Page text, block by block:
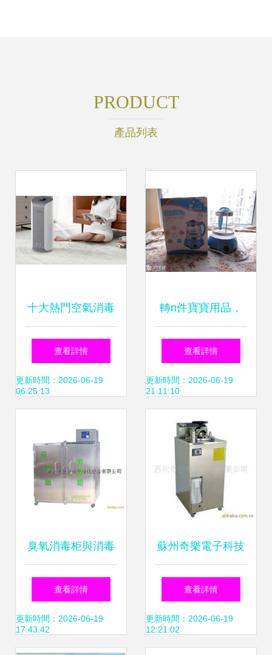
PRODUCT
產品列表
十大熱門空氣消毒
機產品排行榜
2025年值得入手的
查看詳情
更新時間：2026-06-19
06:25:13
轉n件寶寶用品，
美媽們快來關注！
溫奶器、消毒鍋、
送
查看詳情
更新時間：2026-06-19
21:11:10
臭氧消毒柜與消毒
用品的科學搭配指
南 原理、技巧與安
查看詳情
更新時間：2026-06-19
17:43:42
蘇州奇樂電子科技
消毒滅菌設備與消
毒用品產品線概覽
查看詳情
更新時間：2026-06-19
12:21:02